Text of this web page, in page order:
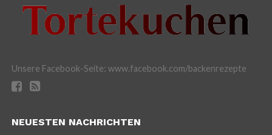
Unsere Facebook-Seite: www.facebook.com/backenrezepte
NEUESTEN NACHRICHTEN